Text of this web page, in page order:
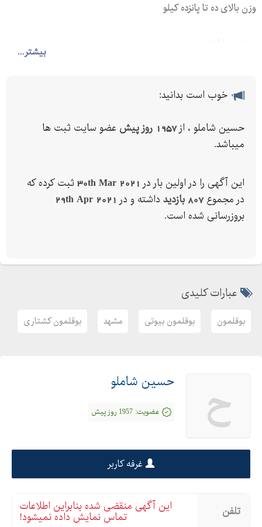
بیشتر...
وزن بالای ده تا پانزده کیلو
خوب است بدانید:
حسین شاملو ، از1957 روز پیش
عضو سایت ثبت ها
میباشد.
این آگهی را در اولین بار در 30th Mar 2021 ثبت کرده که
در مجموع807 بازدید داشته و در 29th Apr 2021
بروزرسانی شده است.
عبارات کلیدی
بوقلمون بوقلمون بیوتی مشهد بوقلمون کشتاری
ح حسین شاملو
عضویت: 1957 روز پیش
غرفه کاربر
تلفن این آگهی منقضی شده بنابراین اطلاعات
تماس نمایش داده نمیشود!